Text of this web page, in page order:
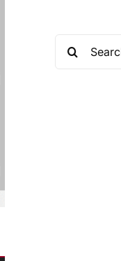
Search